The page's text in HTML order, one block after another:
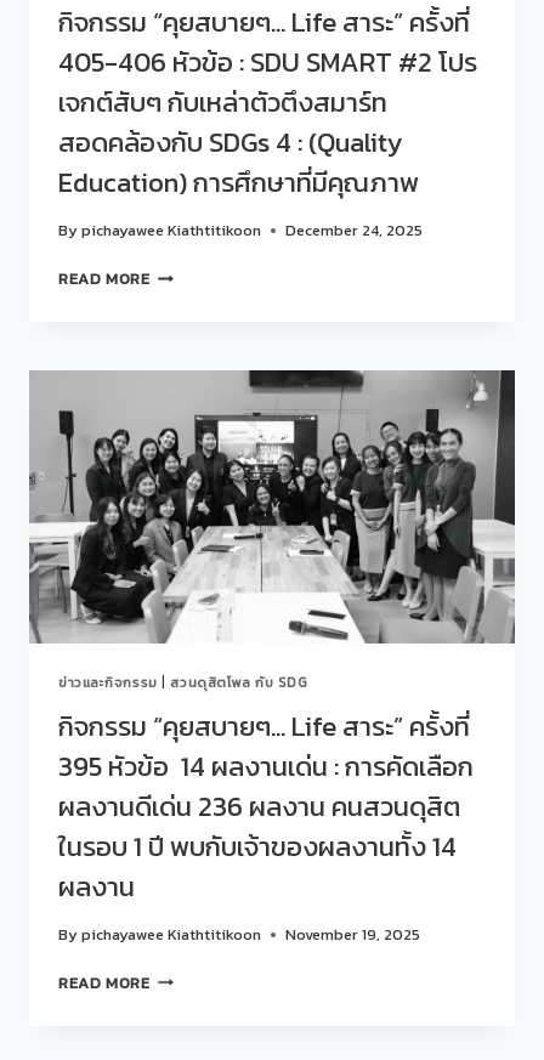
(1)
CONCEPT:
“เปิด
โลก
ความ
เท่า
เทียม
ทางการ
ศึกษา”
คณะ
EP.1
ต่าง
อย่าง
คนสวน
ดุสิต”
กิจกรรม “คุยสบายๆ… Life สาระ” ครั้งที่
405-406 หัวข้อ : SDU SMART #2 โปร
เจกต์สับๆ กับเหล่าตัวตึงสมาร์ท
สอดคล้องกับ SDGs 4 : (Quality
Education) การศึกษาที่มีคุณภาพ
Bypichayawee Kiathtitikoon December 24, 2025
READ MOREกิจกรรม
สาระ”
405-
406
หัวข้อ
:
SDU
SMART
#2
โปร
เจ
สับๆ
เหล่า
ตัว
ตึง
สมา
ร์ท
สอดคล้อง
4
(QUALITY
ข่าวและกิจกรรม สวนดุสิตโพล กับ SDG
กิจกรรม “คุยสบายๆ… Life สาระ” ครั้งที่
395 หัวข้อ 14 ผลงานเด่น : การคัดเลือก
ผลงานดีเด่น 236 ผลงาน คนสวนดุสิต
ในรอบ 1 ปี พบกับเจ้าของผลงานทั้ง 14
ผลงาน
Bypichayawee Kiathtitikoon November 19, 2025
READ MOREกิจกรรม